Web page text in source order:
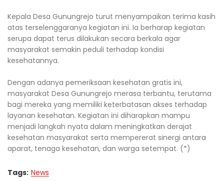
Kepala Desa Gunungrejo turut menyampaikan terima kasih
atas terselenggaranya kegiatan ini. Ia berharap kegiatan
serupa dapat terus dilakukan secara berkala agar
masyarakat semakin peduli terhadap kondisi
kesehatannya.
Dengan adanya pemeriksaan kesehatan gratis ini,
masyarakat Desa Gunungrejo merasa terbantu, terutama
bagi mereka yang memiliki keterbatasan akses terhadap
layanan kesehatan. Kegiatan ini diharapkan mampu
menjadi langkah nyata dalam meningkatkan derajat
kesehatan masyarakat serta mempererat sinergi antara
aparat, tenaga kesehatan, dan warga setempat. (*)
Tags: News